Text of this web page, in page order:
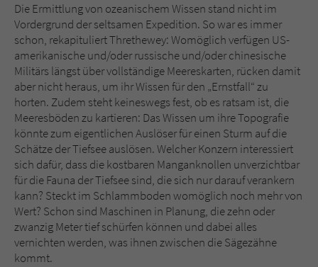
Die Ermittlung von ozeanischem Wissen stand nicht im
Vordergrund der seltsamen Expedition. So war es immer
schon, rekapituliert Threthewey: Womöglich verfügen US-
amerikanische und/oder russische und/oder chinesische
Militärs längst über vollständige Meereskarten, rücken damit
aber nicht heraus, um ihr Wissen für den „Ernstfall“ zu
horten. Zudem steht keineswegs fest, ob es ratsam ist, die
Meeresböden zu kartieren: Das Wissen um ihre Topografie
könnte zum eigentlichen Auslöser für einen Sturm auf die
Schätze der Tiefsee auslösen. Welcher Konzern interessiert
sich dafür, dass die kostbaren Manganknollen unverzichtbar
für die Fauna der Tiefsee sind, die sich nur darauf verankern
kann? Steckt im Schlammboden womöglich noch mehr von
Wert? Schon sind Maschinen in Planung, die zehn oder
zwanzig Meter tief schürfen können und dabei alles
vernichten werden, was ihnen zwischen die Sägezähne
kommt.